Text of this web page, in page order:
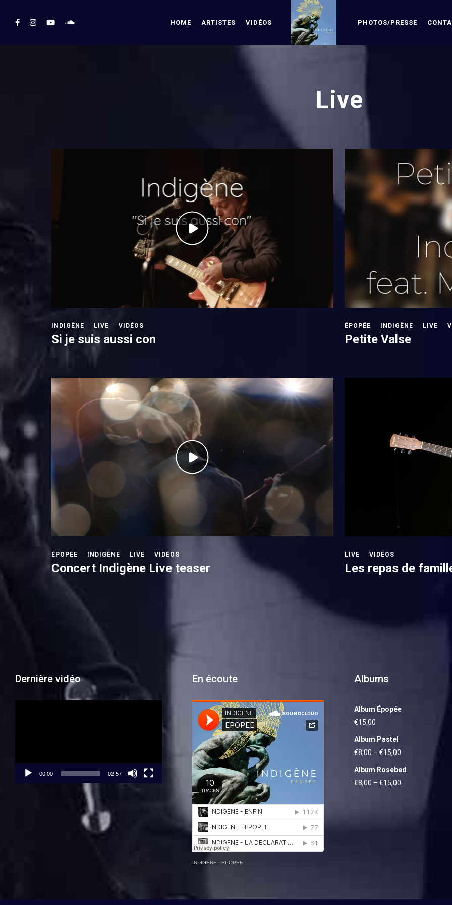
HOME ARTISTES VIDÉOS PHOTOS/PRESSE
Live
INDIGÈNE LIVE VIDÉOS
Si je suis aussi con
ÉPOPÉE INDIGÈNE LIVE
Petite Valse
ÉPOPÉE INDIGÈNE LIVE VIDÉOS
Concert Indigène Live teaser
LIVE VIDÉOS
Les repas de
Dernière vidéo
00:00 02:57
En écoute
INDIGENE · EPOPEE
Albums
Album Épopée
€15,00
Album Pastel
€8,00 – €15,00
Album Rosebed
€8,00 – €15,00